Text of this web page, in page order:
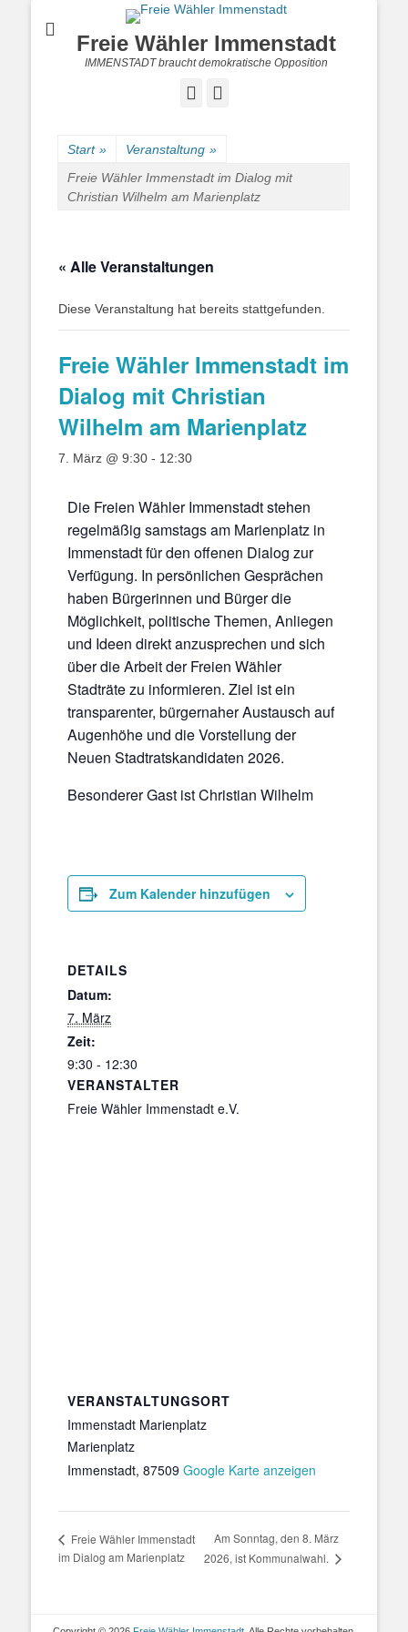
Freie Wähler Immenstadt
IMMENSTADT braucht demokratische Opposition
Facebook
Start » Veranstaltung »
Freie Wähler Immenstadt im Dialog mit
Christian Wilhelm am Marienplatz
« Alle Veranstaltungen
Diese Veranstaltung hat bereits stattgefunden.
Freie Wähler Immenstadt im
Dialog mit Christian
Wilhelm am Marienplatz
7. März @ 9:30 - 12:30
Die Freien Wähler Immenstadt stehen
regelmäßig samstags am Marienplatz in
Immenstadt für den offenen Dialog zur
Verfügung. In persönlichen Gesprächen
haben Bürgerinnen und Bürger die
Möglichkeit, politische Themen, Anliegen
und Ideen direkt anzusprechen und sich
über die Arbeit der Freien Wähler
Stadträte zu informieren. Ziel ist ein
transparenter, bürgernaher Austausch auf
Augenhöhe und die Vorstellung der
Neuen Stadtratskandidaten 2026.
Besonderer Gast ist Christian Wilhelm
Zum Kalender hinzufügen
DETAILS
Datum:
7. März
Zeit:
9:30 - 12:30
VERANSTALTER
Freie Wähler Immenstadt e.V.
VERANSTALTUNGSORT
Immenstadt Marienplatz
Marienplatz
Immenstadt, 87509 Google Karte anzeigen
Freie Wähler Immenstadt
im Dialog am Marienplatz
Am Sonntag, den 8. März
2026, ist Kommunalwahl.